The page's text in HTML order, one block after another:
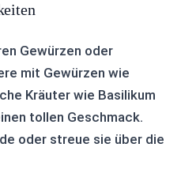
Gewürzen oder
mit Gewürzen wie
Kräuter wie Basilikum
tollen Geschmack.
oder streue sie über die